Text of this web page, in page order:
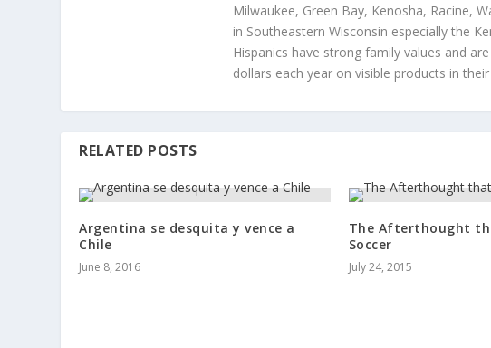
Milwaukee, Green Bay, Kenosha, Racine,
in Southeastern Wisconsin especially the
Hispanics have strong family values and
dollars each year on visible products in
RELATED POSTS
Argentina se desquita y vence a
Chile
June 8, 2016
The Afterthought
Soccer
July 24, 2015